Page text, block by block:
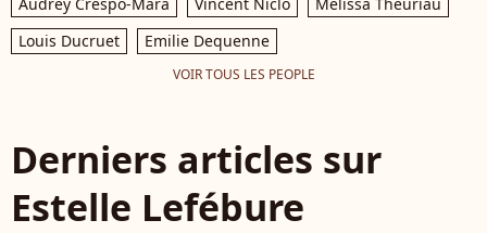
Louis Ducruet
Emilie Dequenne
VOIR TOUS LES PEOPLE
Derniers articles sur
Estelle Lefébure